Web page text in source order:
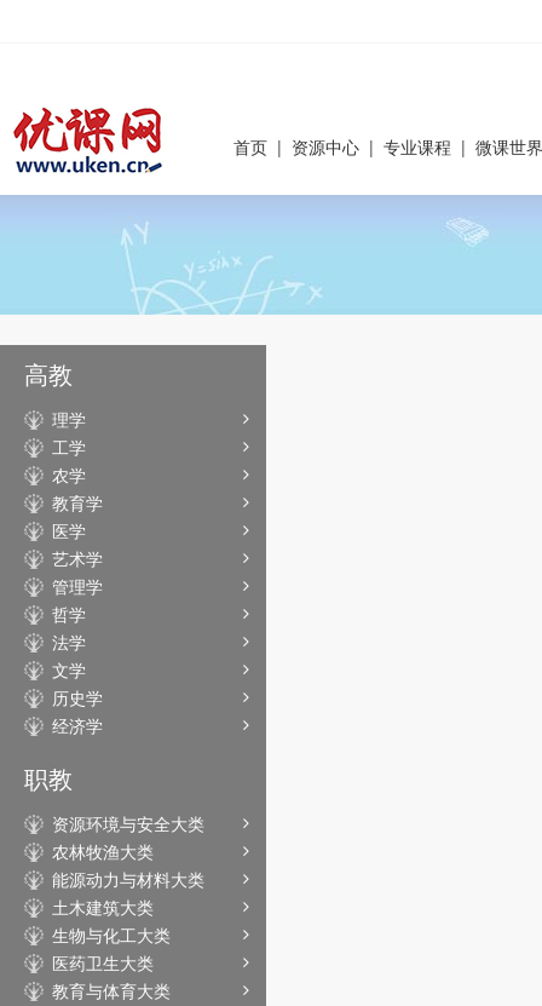
首页 | 资源中心 | 专业课程 | 微课世界
高教
理学
工学
农学
教育学
医学
艺术学
管理学
哲学
法学
文学
历史学
经济学
职教
资源环境与安全大类
农林牧渔大类
能源动力与材料大类
土木建筑大类
生物与化工大类
医药卫生大类
教育与体育大类